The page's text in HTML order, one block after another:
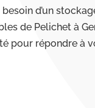
d’un
de Pelichet à
pour répondre à